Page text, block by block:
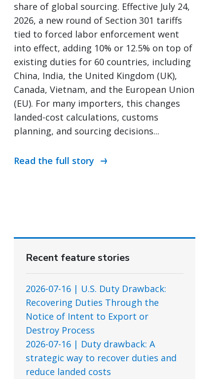
share of global sourcing. Effective July 24,
2026, a new round of Section 301 tariffs
tied to forced labor enforcement went
into effect, adding 10% or 12.5% on top of
existing duties for 60 countries, including
China, India, the United Kingdom (UK),
Canada, Vietnam, and the European Union
(EU). For many importers, this changes
landed-cost calculations, customs
planning, and sourcing decisions...
Read the full story
Recent feature stories
2026-07-16 | U.S. Duty Drawback:
Recovering Duties Through the
Notice of Intent to Export or
Destroy Process
2026-07-16 | Duty drawback: A
strategic way to recover duties and
reduce landed costs